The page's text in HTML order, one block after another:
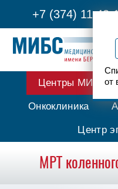
+7 (374) 11 42-
от
Центры МИБС
Онкоклиника
Центр
МРТ